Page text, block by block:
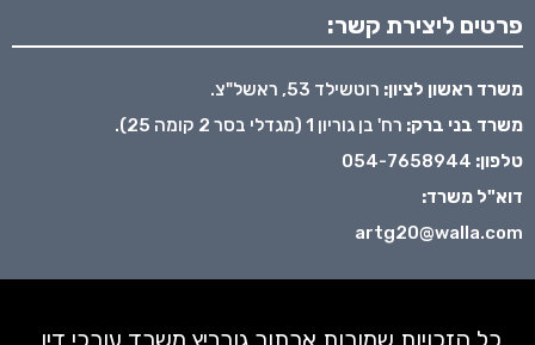
פרטים ליצירת קשר:
משרד ראשון לציון: רוטשילד 53, ראשל"צ.
משרד בני ברק: רח' בן גוריון 1 (מגדלי בסר 2 קומה 25).
טלפון: 054-7658944
דוא"ל משרד:
artg20@walla.com
כל הזכויות שמורות ארתור גורביץ משרד עורכי דין